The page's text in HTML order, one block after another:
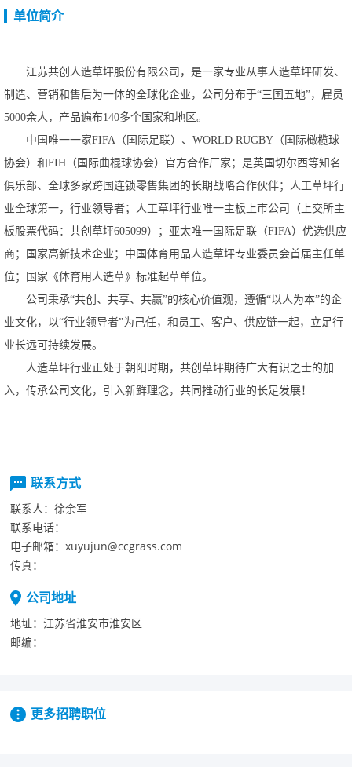
单位简介
江苏共创人造草坪股份有限公司，是一家专业从事人造草坪研发、
制造、营销和售后为一体的全球化企业，公司分布于“三国五地”，雇员
5000余人，产品遍布140多个国家和地区。
中国唯一一家FIFA（国际足联）、WORLDRUGBY（国际橄榄球
协会）和FIH（国际曲棍球协会）官方合作厂家；是英国切尔西等知名
俱乐部、全球多家跨国连锁零售集团的长期战略合作伙伴；人工草坪行
业全球第一，行业领导者；人工草坪行业唯一主板上市公司（上交所主
板股票代码：共创草坪605099）；亚太唯一国际足联（FIFA）优选供应
商；国家高新技术企业；中国体育用品人造草坪专业委员会首届主任单
位；国家《体育用人造草》标准起草单位。
公司秉承“共创、共享、共赢”的核心价值观，遵循“以人为本”的企
业文化，以“行业领导者”为己任，和员工、客户、供应链一起，立足行
业长远可持续发展。
人造草坪行业正处于朝阳时期，共创草坪期待广大有识之士的加
入，传承公司文化，引入新鲜理念，共同推动行业的长足发展！
联系方式
联系人： 徐余军
联系电话：
电子邮箱： xuyujun@ccgrass.com
传真：
公司地址
地址： 江苏省淮安市淮安区
邮编：
更多招聘职位